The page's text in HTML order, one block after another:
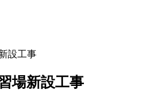
設工事
場新設工事